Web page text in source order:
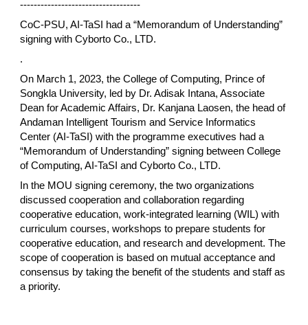
-----------------------------------
CoC-PSU, AI-TaSI had a “Memorandum of Understanding”
signing with Cyborto Co., LTD.
.
On March 1, 2023, the College of Computing, Prince of
Songkla University, led by Dr. Adisak Intana, Associate
Dean for Academic Affairs, Dr. Kanjana Laosen, the head of
Andaman Intelligent Tourism and Service Informatics
Center (AI-TaSI) with the programme executives had a
“Memorandum of Understanding” signing between College
of Computing, AI-TaSI and Cyborto Co., LTD.
In the MOU signing ceremony, the two organizations
discussed cooperation and collaboration regarding
cooperative education, work-integrated learning (WIL) with
curriculum courses, workshops to prepare students for
cooperative education, and research and development. The
scope of cooperation is based on mutual acceptance and
consensus by taking the benefit of the students and staff as
a priority.